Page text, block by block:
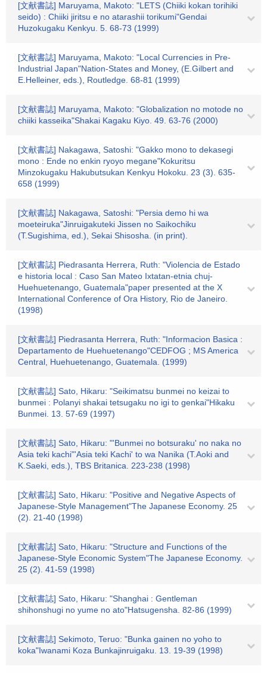
[文献書誌] Maruyama, Makoto: "LETS (Chiiki kokan torihiki
seido) : Chiiki jiritsu e no atarashii torikumi"Gendai
Huzokugaku Kenkyu. 5. 68-73 (1999)
[文献書誌] Maruyama, Makoto: "Local Currencies in Pre-
Industrial Japan"Nation-States and Money, (E.Gilbert and
E.Helleiner, eds.), Routledge. 68-81 (1999)
[文献書誌] Maruyama, Makoto: "Globalization no motode no
chiiki kasseika"Shakai Kagaku Kiyo. 49. 63-76 (2000)
[文献書誌] Nakagawa, Satoshi: "Gakko mono to dekasegi
mono : Ende no enkin ryoyo megane"Kokuritsu
Minzokugaku Hakubutsukan Kenkyu Hokoku. 23 (3). 635-
658 (1999)
[文献書誌] Nakagawa, Satoshi: "Persia demo hi wa
moeteiruka"Jinruigakuteki Jissen no Saikochiku
(T.Sugishima, ed.), Sekai Shisosha. (in print).
[文献書誌] Piedrasanta Herrera, Ruth: "Violencia de Estado
e historia local : Caso San Mateo Ixtatan-etnia chuj-
Huehuetenango, Guatemala"paper presented at the X
International Conference of Ora History, Rio de Janeiro.
(1998)
[文献書誌] Piedrasanta Herrera, Ruth: "Informacion Basica :
Departamento de Huehuetenango"CEDFOG ; MS America
Central, Huehuetenango, Guatemala. (1999)
[文献書誌] Sato, Hikaru: "Seikimatsu bunmei no keizai to
bunmei : Polanyi shakai tetsugaku no igi to genkai"Hikaku
Bunmei. 13. 57-69 (1997)
[文献書誌] Sato, Hikaru: "'Bunmei no botsuraku' no naka no
Asia teki kachi"'Asia teki Kachi' to wa Nanika (T.Aoki and
K.Saeki, eds.), TBS Britanica. 223-238 (1998)
[文献書誌] Sato, Hikaru: "Positive and Negative Aspects of
Japanese-Style Management"The Japanese Economy. 25
(2). 21-40 (1998)
[文献書誌] Sato, Hikaru: "Structure and Functions of the
Japanese-Style Economic System"The Japanese Economy.
25 (2). 41-59 (1998)
[文献書誌] Sato, Hikaru: "Shanghai : Gentleman
shihonshugi no yume no ato"Hatsugensha. 82-86 (1999)
[文献書誌] Sekimoto, Teruo: "Bunka gainen no yoho to
koka"Iwanami Koza Bunkajinruigaku. 13. 19-39 (1998)